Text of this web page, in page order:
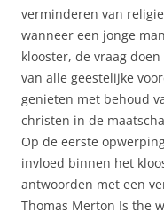
verminderen van
wanneer een jonge
klooster, de vraag
van alle geestelijke
genieten met behoud
christen in de
Op de eerste
invloed binnen het
antwoorden met een
Thomas Merton Is the